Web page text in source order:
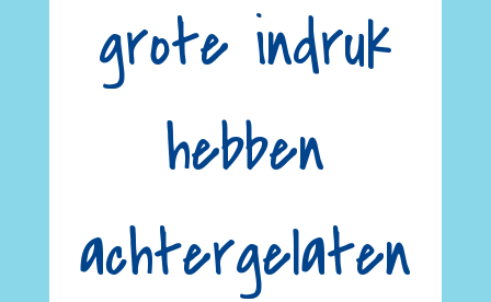
grote indruk
hebben
achtergelaten